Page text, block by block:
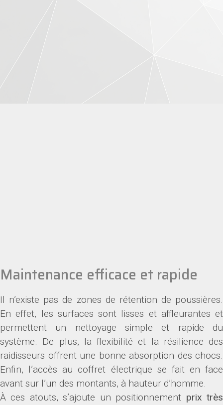
Maintenance efficace et rapide
Il n’existe pas de zones de rétention de poussières.
En effet, les surfaces sont lisses et affleurantes et
permettent un nettoyage simple et rapide du
système. De plus, la flexibilité et la résilience des
raidisseurs offrent une bonne absorption des chocs.
Enfin, l’accès au coffret électrique se fait en face
avant sur l’un des montants, à hauteur d’homme.
À ces atouts, s’ajoute un positionnement prix très